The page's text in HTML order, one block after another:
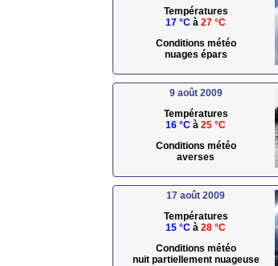
Températures
17 °C à 27 °C
Conditions météo
nuages épars
9 août 2009
Températures
16 °C à 25 °C
Conditions météo
averses
17 août 2009
Températures
15 °C à 28 °C
Conditions météo
nuit partiellement nuageuse